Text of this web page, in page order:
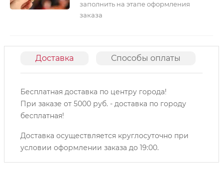
заполнить на этапе оформления
заказа
Доставка Способы оплаты
Бесплатная доставка по центру города!
При заказе от 5000 руб. - доставка по городу
бесплатная!
Доставка осуществляется круглосуточно при
условии оформлении заказа до 19:00.